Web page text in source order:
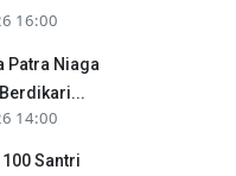
16:00
Patra Niaga
14:00
Santri